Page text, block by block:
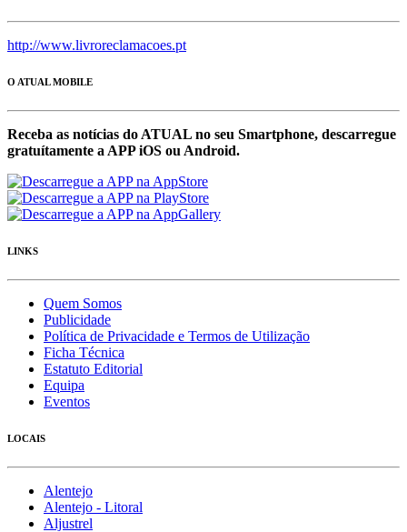
http://www.livroreclamacoes.pt
O ATUAL MOBILE
Receba as notícias do ATUAL no seu Smartphone, descarregue
gratuítamente a APP iOS ou Android.
LINKS
Quem Somos
Publicidade
Política de Privacidade e Termos de Utilização
Ficha Técnica
Estatuto Editorial
Equipa
Eventos
LOCAIS
Alentejo
Alentejo - Litoral
Aljustrel